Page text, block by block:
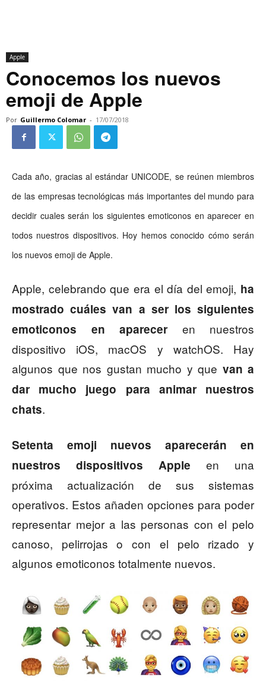
Apple
Conocemos los nuevos
emoji de Apple
Por Guillermo Colomar - 17/07/2018
Cada año, gracias al estándar UNICODE, se reúnen miembros
de las empresas tecnológicas más importantes del mundo para
decidir cuales serán los siguientes emoticonos en aparecer en
todos nuestros dispositivos. Hoy hemos conocido cómo serán
los nuevos emoji de Apple.
Apple, celebrando que era el día del emoji, ha
mostrado cuáles van a ser los siguientes
emoticonos en aparecer en nuestros
dispositivo iOS, macOS y watchOS. Hay
algunos que nos gustan mucho y que van a
dar mucho juego para animar nuestros
chats.
Setenta emoji nuevos aparecerán en
nuestros dispositivos Apple en una
próxima actualización de sus sistemas
operativos. Estos añaden opciones para poder
representar mejor a las personas con el pelo
canoso, pelirrojas o con el pelo rizado y
algunos emoticonos totalmente nuevos.